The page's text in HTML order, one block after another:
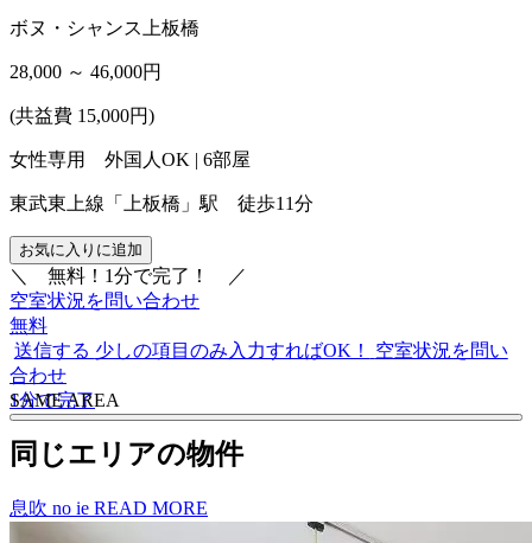
ボヌ・シャンス上板橋
28,000 ～ 46,000円
(共益費 15,000円)
女性専用 外国人OK | 6部屋
東武東上線「上板橋」駅 徒歩11分
お気に入りに追加
＼ 無料！1分で完了！
／
空室状況を問い合わせ
無料
送信する 少しの項目のみ入力すればOK！
空室状況を問い
合わせ
1分で完了
SAME AREA
同じエリアの物件
息吹 no ie READ MORE